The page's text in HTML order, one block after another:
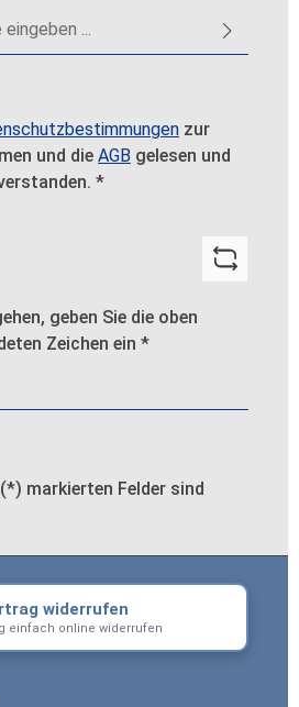
zur
und die AGB gelesen und
*
geben Sie die oben
Zeichen ein *
markierten Felder sind
widerrufen
einfach online widerrufen